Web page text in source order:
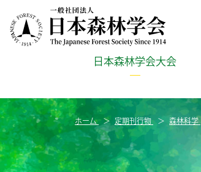
日本森林学会大会
ホーム 定期刊行物 森林科学